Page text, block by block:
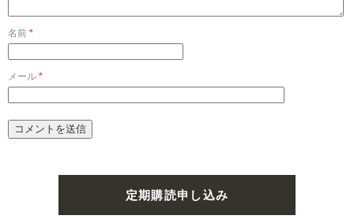
名前 *
メール *
定期購読申し込み